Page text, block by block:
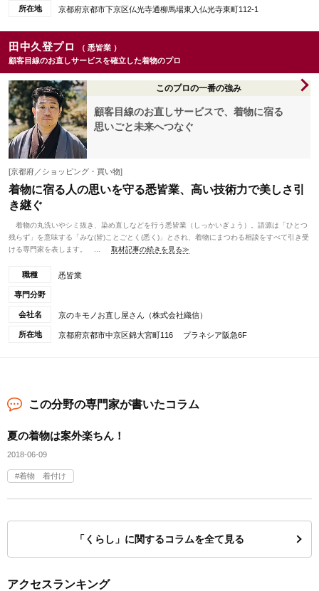
所在地 京都府京都市下京区仏光寺通柳馬場東入仏光寺東町112-1
田中久登プロ
（ 悉皆業 ）
顧客目線のお直しサービスを確立した着物のプロ
このプロの一番の強み
顧客目線のお直しサービスで、着物に宿る
思いごと未来へつなぐ
[京都府／ショッピング・買い物]
着物に宿る人の思いを守る悉皆業、高い技術力で美しさ引
き継ぐ
着物の丸洗いやシミ抜き、染め直しなどを行う悉皆業（しっかいぎょう）。語源は「ひとつ
残らず」を意味する「みな(皆)ことごとく(悉く)」とされ、着物にまつわる相談をすべて引き受
ける専門家を表します。 ...
取材記事の続きを見る≫
職種 悉皆業
専門分野
会社名 京のキモノお直し屋さん（株式会社織信）
所在地 京都府京都市中京区錦大宮町116 プラネシア阪急6F
この分野の専門家が書いたコラム
夏の着物は案外楽ちん！
2018-06-09
着物 着付け
「くらし」に関するコラムを全て見る
アクセスランキング